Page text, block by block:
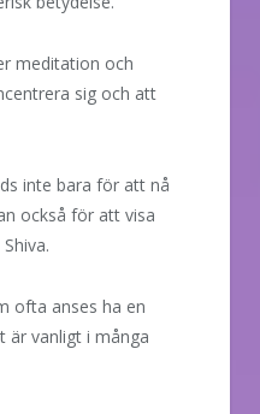
meditation och
sig och att
inte bara för att nå
också för att visa
ofta anses ha en
är vanligt i många